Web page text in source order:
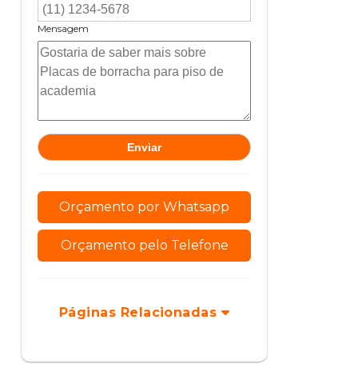
Mensagem
Orçamento por Whatsapp
Orçamento pelo Telefone
Páginas Relacionadas